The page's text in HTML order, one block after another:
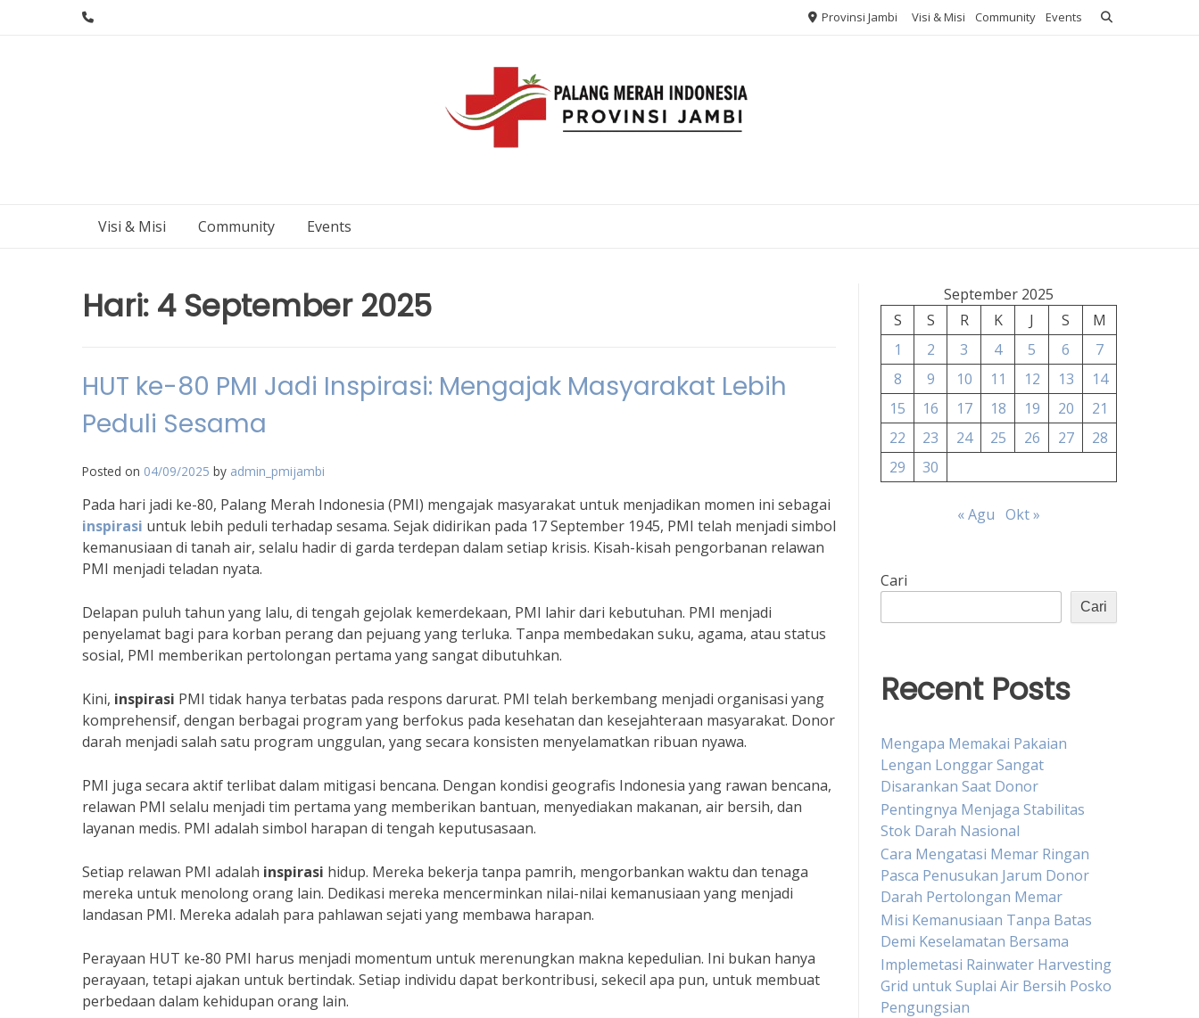
Provinsi Jambi Visi & Misi Community Events
Visi & Misi Community Events
Hari: 4 September 2025
HUT ke-80 PMI Jadi Inspirasi: Mengajak Masyarakat Lebih
Peduli Sesama
Posted on 04/09/2025 by admin_pmijambi
Pada hari jadi ke-80, Palang Merah Indonesia (PMI) mengajak masyarakat untuk menjadikan momen ini sebagai
inspirasi untuk lebih peduli terhadap sesama. Sejak didirikan pada 17 September 1945, PMI telah menjadi simbol
kemanusiaan di tanah air, selalu hadir di garda terdepan dalam setiap krisis. Kisah-kisah pengorbanan relawan
PMI menjadi teladan nyata.
Delapan puluh tahun yang lalu, di tengah gejolak kemerdekaan, PMI lahir dari kebutuhan. PMI menjadi
penyelamat bagi para korban perang dan pejuang yang terluka. Tanpa membedakan suku, agama, atau status
sosial, PMI memberikan pertolongan pertama yang sangat dibutuhkan.
Kini, inspirasi PMI tidak hanya terbatas pada respons darurat. PMI telah berkembang menjadi organisasi yang
komprehensif, dengan berbagai program yang berfokus pada kesehatan dan kesejahteraan masyarakat. Donor
darah menjadi salah satu program unggulan, yang secara konsisten menyelamatkan ribuan nyawa.
PMI juga secara aktif terlibat dalam mitigasi bencana. Dengan kondisi geografis Indonesia yang rawan bencana,
relawan PMI selalu menjadi tim pertama yang memberikan bantuan, menyediakan makanan, air bersih, dan
layanan medis. PMI adalah simbol harapan di tengah keputusasaan.
Setiap relawan PMI adalah inspirasi hidup. Mereka bekerja tanpa pamrih, mengorbankan waktu dan tenaga
mereka untuk menolong orang lain. Dedikasi mereka mencerminkan nilai-nilai kemanusiaan yang menjadi
landasan PMI. Mereka adalah para pahlawan sejati yang membawa harapan.
Perayaan HUT ke-80 PMI harus menjadi momentum untuk merenungkan makna kepedulian. Ini bukan hanya
perayaan, tetapi ajakan untuk bertindak. Setiap individu dapat berkontribusi, sekecil apa pun, untuk membuat
perbedaan dalam kehidupan orang lain.
September 2025
S
S R K J S
M
1
2 3 4 5 6
7
8
9 10 11 12 13
14
15
16 17 18 19 20
21
22
23 24 25 26 27
28
29
30
« Agu Okt »
Cari
Cari
Recent Posts
Mengapa Memakai Pakaian
Lengan Longgar Sangat
Disarankan Saat Donor
Pentingnya Menjaga Stabilitas
Stok Darah Nasional
Cara Mengatasi Memar Ringan
Pasca Penusukan Jarum Donor
Darah Pertolongan Memar
Misi Kemanusiaan Tanpa Batas
Demi Keselamatan Bersama
Implemetasi Rainwater Harvesting
Grid untuk Suplai Air Bersih Posko
Pengungsian